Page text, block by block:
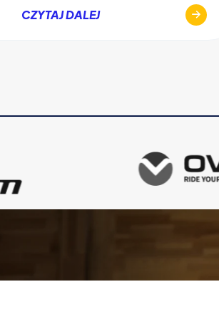
CZYTAJ DALEJ